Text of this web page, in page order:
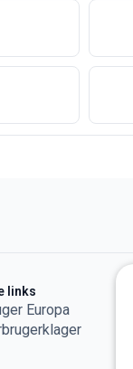
links
Europa